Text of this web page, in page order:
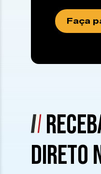
Faça
DIRETO